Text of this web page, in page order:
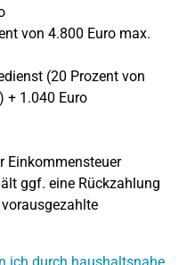
von 4.800 Euro max.
(20 Prozent von
+ 1.040 Euro
Einkommensteuer
ggf. eine Rückzahlung